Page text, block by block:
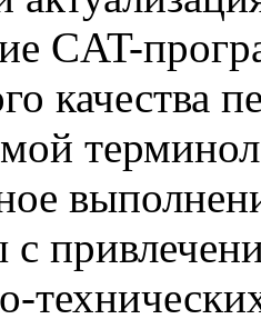
CAT-
качества
с